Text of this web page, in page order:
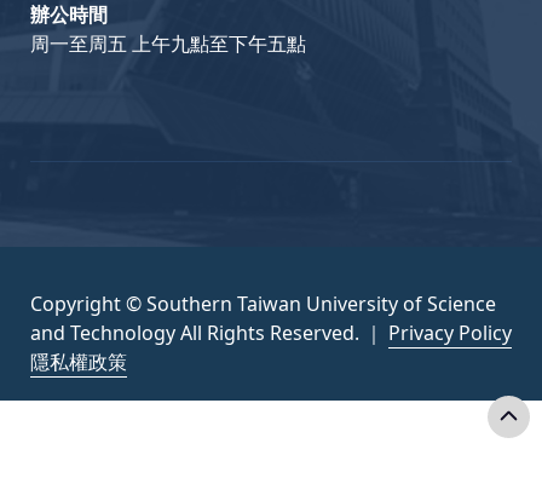
辦公時間
周一至周五 上午九點至下午五點
Copyright © Southern Taiwan University of Science
and Technology All Rights Reserved. ｜ Privacy Policy
隱私權政策